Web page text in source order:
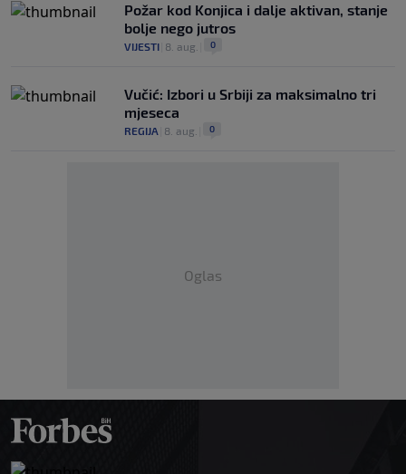
Požar kod Konjica i dalje aktivan, stanje
bolje nego jutros
VIJESTI 8. aug. 0
Vučić: Izbori u Srbiji za maksimalno tri
mjeseca
REGIJA 8. aug. 0
Oglas